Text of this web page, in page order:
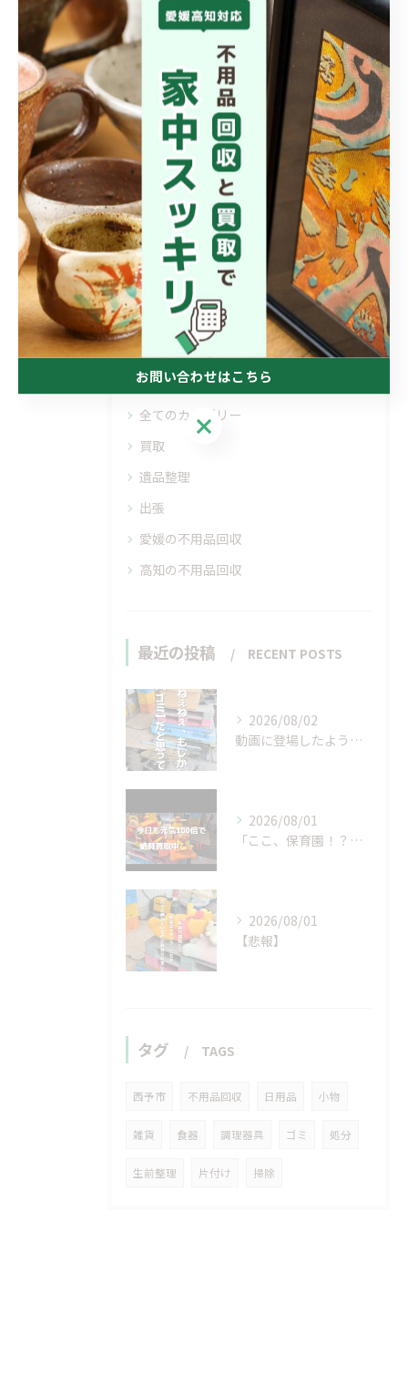
< 前のページ 一覧に戻る 次のページ >
関連タグ
#西予市
カテゴリー CATEGORIES
全てのカテゴリー
買取
遺品整理
出張
愛媛の不用品回収
高知の不用品回収
最近の投稿 RECENT POSTS
2026/08/02
動画に登場したような…
2026/08/01
「ここ、保育園！？」と
2026/08/01
【悲報】
タグ TAGS
西予市 不用品回収 日用品 小物
雑貨 食器 調理器具 ゴミ 処分
生前整理 片付け 掃除
お問い合わせはこちら
お問い合わせはこちら